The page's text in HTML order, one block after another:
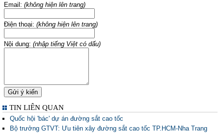
Email: (không hiện lên trang)
Điện thoại: (không hiện lên trang)
Nội dung: (nhập tiếng Việt có dấu)
TIN LIÊN QUAN
Quốc hội 'bác' dự án đường sắt cao tốc
Bộ trưởng GTVT: Ưu tiên xây đường sắt cao tốc TP.HCM-Nha Trang